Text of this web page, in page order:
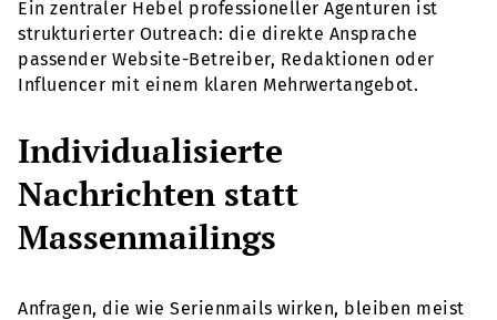
Ein zentraler Hebel professioneller Agenturen ist
strukturierter Outreach: die direkte Ansprache
passender Website-Betreiber, Redaktionen oder
Influencer mit einem klaren Mehrwertangebot.
Individualisierte
Nachrichten statt
Massenmailings
Anfragen, die wie Serienmails wirken, bleiben meist